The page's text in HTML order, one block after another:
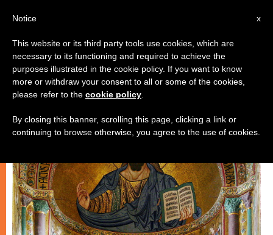
CHIESE LOCALI
x
Notice
This website or its third party tools use cookies, which are
necessary to its functioning and required to achieve the
purposes illustrated in the cookie policy. If you want to know
more or withdraw your consent to all or some of the cookies,
please refer to the cookie policy
By closing this banner, scrolling this page, clicking a link or
continuing to browse otherwise, you agree to the use of cookies.